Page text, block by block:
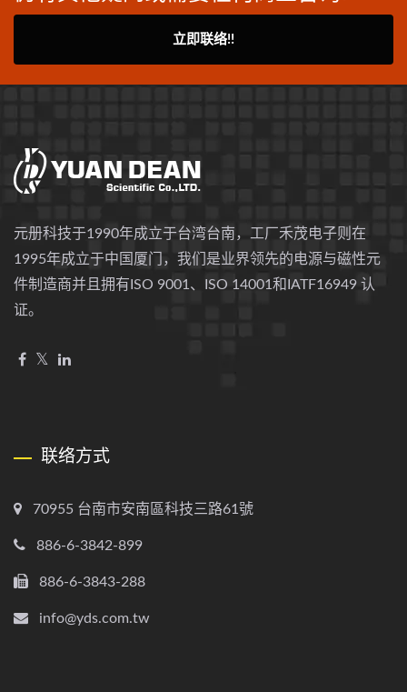
立即联络!!
元册科技于1990年成立于台湾台南，工厂禾茂电子则在
1995年成立于中国厦门，我们是业界领先的电源与磁性元
件制造商并且拥有ISO 9001、ISO 14001和IATF16949 认
证。
联络方式
70955 台南市安南區科技三路61號
886-6-3842-899
886-6-3843-288
info@yds.com.tw